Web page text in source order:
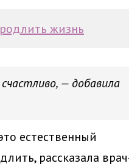
жизнь
— добавила
естественный
рассказала